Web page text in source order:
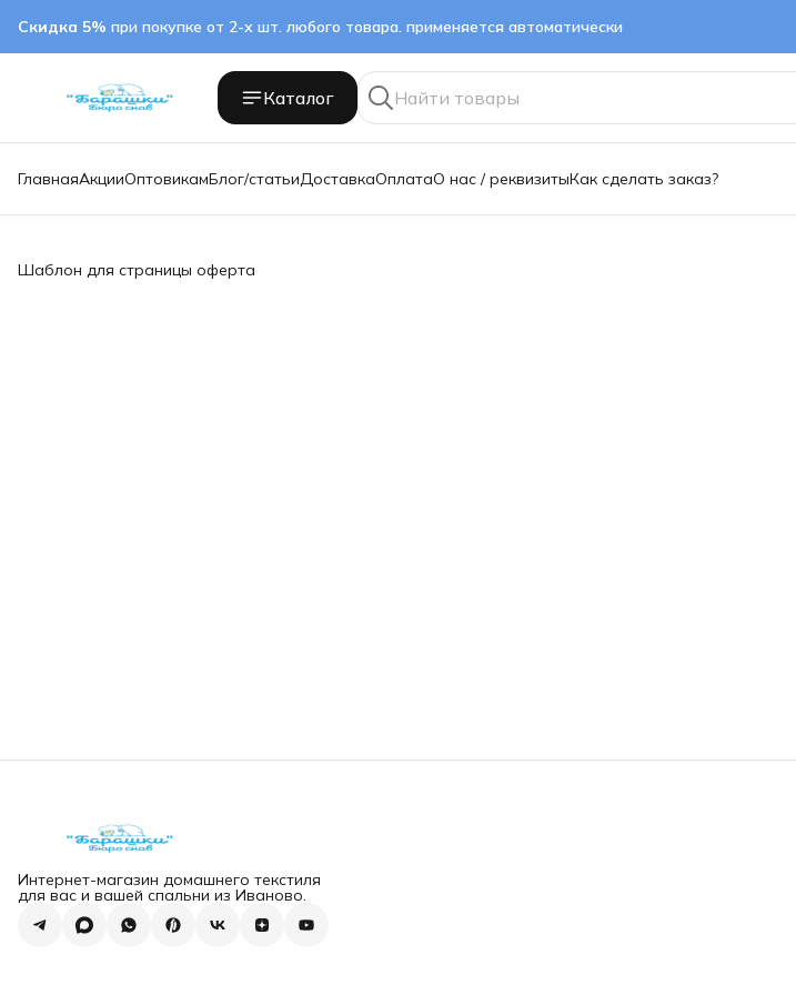
Скидка 5% при покупке от 2-х шт. любого товара. применяется автоматически
Каталог
ГлавнаяАкцииОптовикамБлог/статьиДоставкаОплатаО нас / реквизитыКак сделать заказ?
Шаблон для страницы оферта
Интернет-магазин домашнего текстиля
для вас и вашей спальни из Иваново.